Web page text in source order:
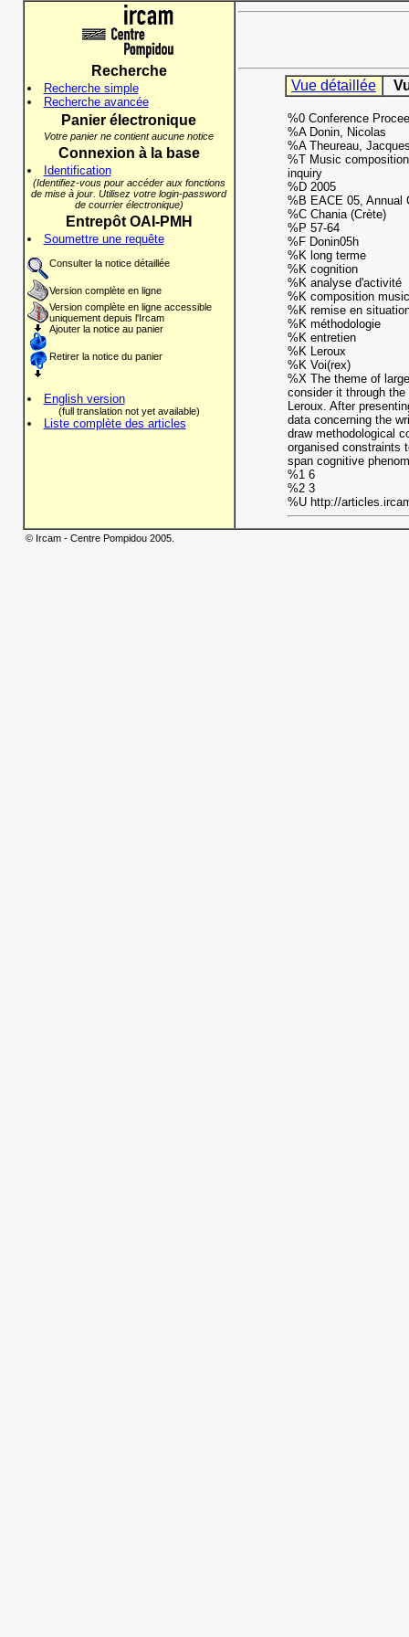
Recherche
Recherche simple
Recherche avancée
Panier électronique
Votre panier ne contient aucune notice
Connexion à la base
Identification
(Identifiez-vous pour accéder aux fonctions
de mise à jour. Utilisez votre login-password
de courrier électronique)
Entrepôt OAI-PMH
Soumettre une requête
Consulter la notice détaillée
Version complète en ligne
Version complète en ligne accessible
uniquement depuis l'Ircam
Ajouter la notice au panier
Retirer la notice du panier
English version
(full translation not yet available)
Liste complète des articles
Vue détaillée
%0 Conference
%A Donin, Nicolas
%A Theureau,
%T Music
inquiry
%D 2005
%B EACE 05, Annual
%C Chania (Crète)
%P 57-64
%F Donin05h
%K long terme
%K cognition
%K analyse d'activité
%K composition
%K remise en
%K méthodologie
%K entretien
%K Leroux
%K Voi(rex)
%X The theme of
consider it through
Leroux. After
data concerning the
draw methodological
organised constraints
span cognitive
%1 6
%2 3
%U http://
© Ircam - Centre Pompidou 2005.